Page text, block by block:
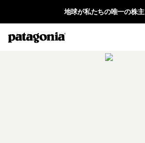
地球が私たちの唯一の株主